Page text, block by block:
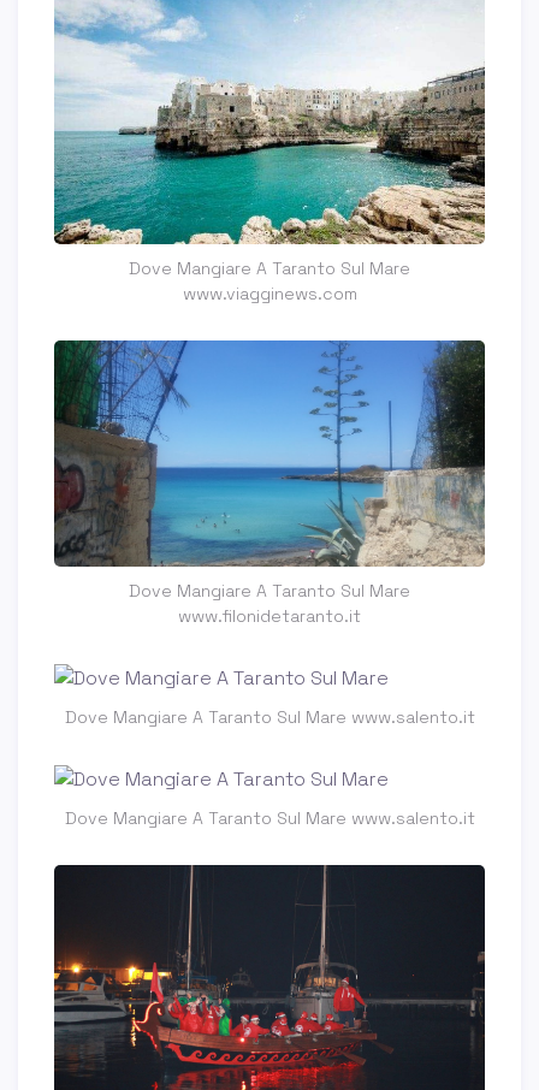
Dove Mangiare A Taranto Sul Mare
www.viagginews.com
Dove Mangiare A Taranto Sul Mare
www.filonidetaranto.it
Dove Mangiare A Taranto Sul Mare www.salento.it
Dove Mangiare A Taranto Sul Mare www.salento.it